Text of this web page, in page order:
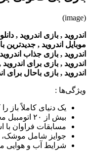
(image)
اندروید , بازی اندروید ,
موبایل اندروید , جدیدترین
اندروید , بازی جذاب
اندروید , بازی برای
اندروید , بازی باحال برای
ویژگی‌ها :
یک دنیای کاملاً باز
بیش از ۲۰ اتومبیل مختلف در دسترس شماست
مسابقات فراوان با
جوایز شامل موشک،
شرایط آب و هوایی